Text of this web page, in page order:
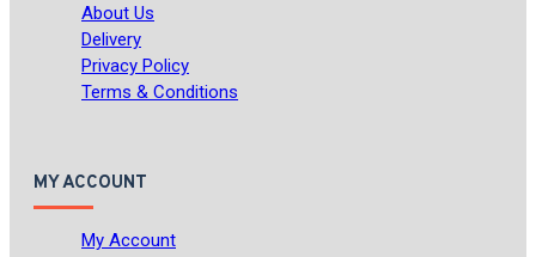
About Us
Delivery
Privacy Policy
Terms & Conditions
MY ACCOUNT
My Account